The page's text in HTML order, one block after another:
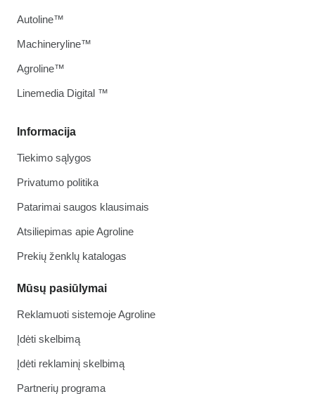
Informacija
Tiekimo sąlygos
Privatumo politika
Patarimai saugos klausimais
Atsiliepimas apie Agroline
Prekių ženklų katalogas
Mūsų pasiūlymai
Reklamuoti sistemoje Agroline
Įdėti skelbimą
Įdėti reklaminį skelbimą
Partnerių programa
Autoline™
Machineryline™
Agroline™
Linemedia Digital ™